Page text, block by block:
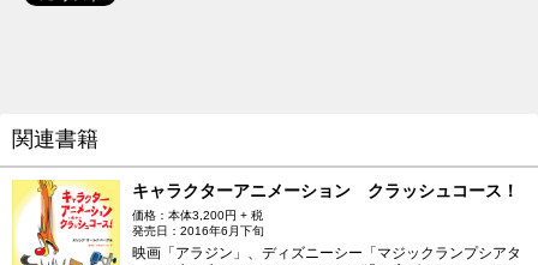
関連書籍
キャラクターアニメーション クラッシュコース！
価格：本体3,200円 + 税
発売日：2016年6月下旬
映画「アラジン」、ディズニーシー「マジックランプシアタ